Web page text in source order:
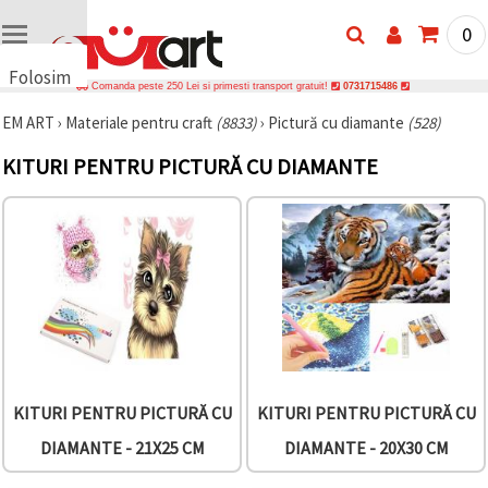
Folosim
uri
cookie-uri
funcționarea
site-ului,
pentru a vă
îmbunătăți
dumneavoastră,
analiza
traficul și a
0
Comanda peste 250 Lei si primesti transport gratuit! 0731715486
EM ART › Materiale pentru craft (8833)› Pictură cu diamante (528)
KITURI PENTRU PICTURĂ CU DIAMANTE
KITURI PENTRU PICTURĂ CU
DIAMANTE - 21X25 CM
KITURI PENTRU PICTURĂ CU
DIAMANTE - 20X30 CM